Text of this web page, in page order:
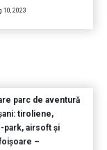
10, 2023
parc de aventură
tiroliene,
park, airsoft și
–